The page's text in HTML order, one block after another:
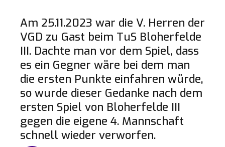
Am 25.11.2023 war die V. Herren der
VGD zu Gast beim TuS Bloherfelde
III. Dachte man vor dem Spiel, dass
es ein Gegner wäre bei dem man
die ersten Punkte einfahren würde,
so wurde dieser Gedanke nach dem
ersten Spiel von Bloherfelde III
gegen die eigene 4. Mannschaft
schnell wieder verworfen.